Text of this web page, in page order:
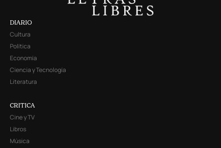
DIARIO
Cultura
Política
Economía
Ciencia y Tecnología
Literatura
CRITICA
Cine y TV
Libros
Música